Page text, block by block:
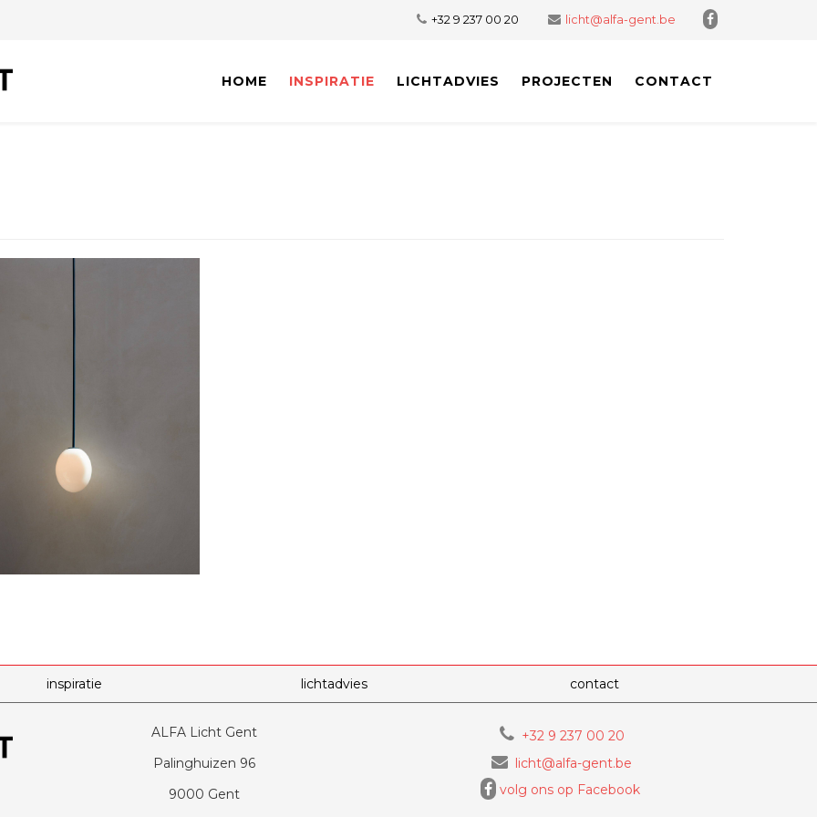
+32 9 237 00 20 licht@alfa-gent.be
HOME INSPIRATIE LICHTADVIES PROJECTEN CONTACT
inspiratie lichtadvies contact
ALFA Licht Gent
Palinghuizen 96
9000 Gent
+32 9 237 00 20
licht@alfa-gent.be
volg ons op Facebook